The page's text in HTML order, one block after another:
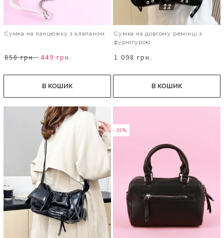
Сумка на ланцюжку з клапаном
858 грн. 449 грн.
В КОШИК
Сумка на довгому ремінці з
фурнітурою
1 098 грн.
В КОШИК
- 26%